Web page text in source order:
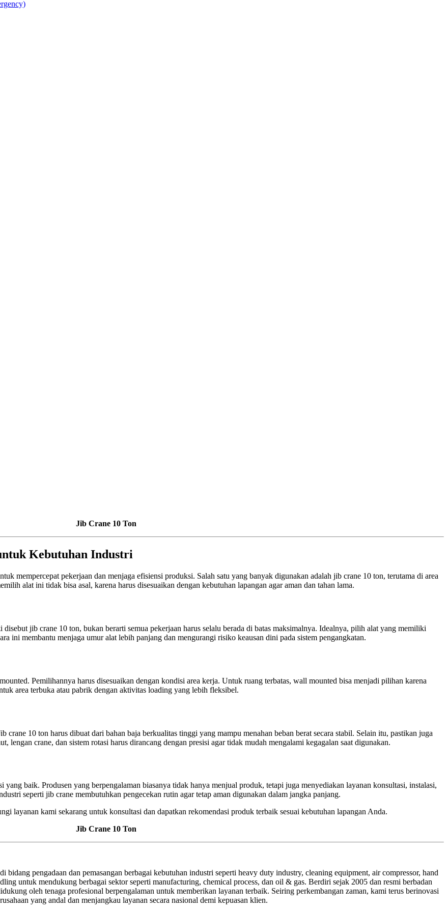
Jib Crane 10 Ton
Kebutuhan Industri
mempercepat pekerjaan dan menjaga efisiensi produksi. Salah satu yang banyak digunakan adalah jib crane 10 ton, terutama di area
alat ini tidak bisa asal, karena harus disesuaikan dengan kebutuhan lapangan agar aman dan tahan lama.
jib crane 10 ton, bukan berarti semua pekerjaan harus selalu berada di batas maksimalnya. Idealnya, pilih alat yang memiliki
ini membantu menjaga umur alat lebih panjang dan mengurangi risiko keausan dini pada sistem pengangkatan.
Pemilihannya harus disesuaikan dengan kondisi area kerja. Untuk ruang terbatas, wall mounted bisa menjadi pilihan karena
area terbuka atau pabrik dengan aktivitas loading yang lebih fleksibel.
10 ton harus dibuat dari bahan baja berkualitas tinggi yang mampu menahan beban berat secara stabil. Selain itu, pastikan juga
lengan crane, dan sistem rotasi harus dirancang dengan presisi agar tidak mudah mengalami kegagalan saat digunakan.
baik. Produsen yang berpengalaman biasanya tidak hanya menjual produk, tetapi juga menyediakan layanan konsultasi, instalasi,
seperti jib crane membutuhkan pengecekan rutin agar tetap aman digunakan dalam jangka panjang.
layanan kami sekarang untuk konsultasi dan dapatkan rekomendasi produk terbaik sesuai kebutuhan lapangan Anda.
Jib Crane 10 Ton
bidang pengadaan dan pemasangan berbagai kebutuhan industri seperti heavy duty industry, cleaning equipment, air compressor, hand
untuk mendukung berbagai sektor seperti manufacturing, chemical process, dan oil & gas. Berdiri sejak 2005 dan resmi berbadan
oleh tenaga profesional berpengalaman untuk memberikan layanan terbaik. Seiring perkembangan zaman, kami terus berinovasi
yang andal dan menjangkau layanan secara nasional demi kepuasan klien.